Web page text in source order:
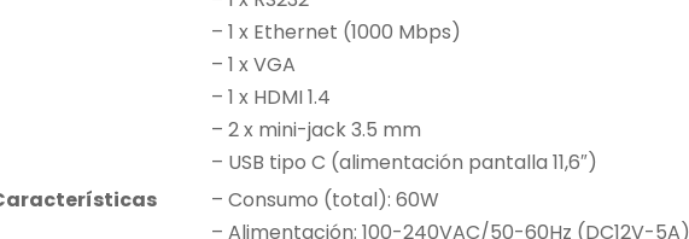
– 1 x Ethernet (1000 Mbps)
– 1 x VGA
– 1 x HDMI 1.4
– 2 x mini-jack 3.5 mm
– USB tipo C (alimentación pantalla 11,6″)
– Consumo (total): 60W
– Alimentación: 100-240VAC/50-60Hz (DC12V-5A)